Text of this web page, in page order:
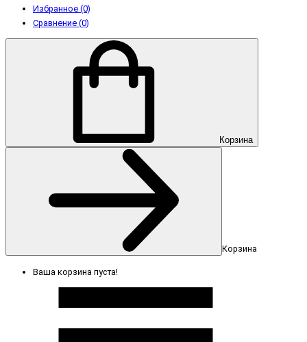
Избранное (0)
Сравнение (0)
Корзина
Корзина
Ваша корзина пуста!